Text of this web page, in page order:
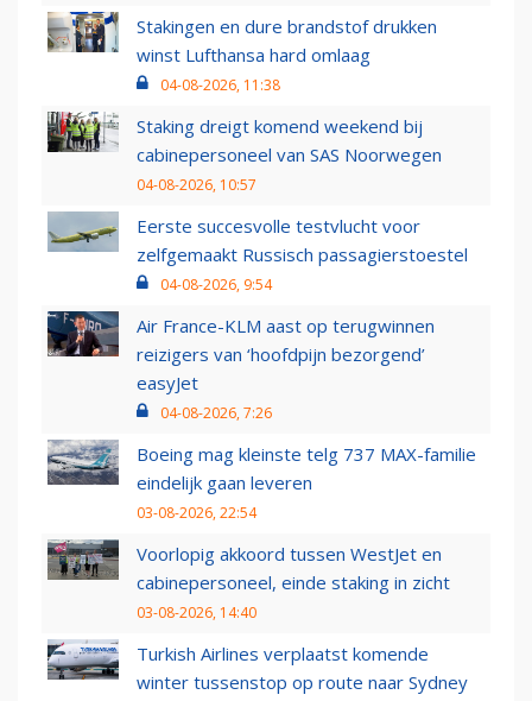
Stakingen en dure brandstof drukken
winst Lufthansa hard omlaag
04-08-2026, 11:38
Staking dreigt komend weekend bij
cabinepersoneel van SAS Noorwegen
04-08-2026, 10:57
Eerste succesvolle testvlucht voor
zelfgemaakt Russisch passagierstoestel
04-08-2026, 9:54
Air France-KLM aast op terugwinnen
reizigers van ‘hoofdpijn bezorgend’
easyJet
04-08-2026, 7:26
Boeing mag kleinste telg 737 MAX-familie
eindelijk gaan leveren
03-08-2026, 22:54
Voorlopig akkoord tussen WestJet en
cabinepersoneel, einde staking in zicht
03-08-2026, 14:40
Turkish Airlines verplaatst komende
winter tussenstop op route naar Sydney